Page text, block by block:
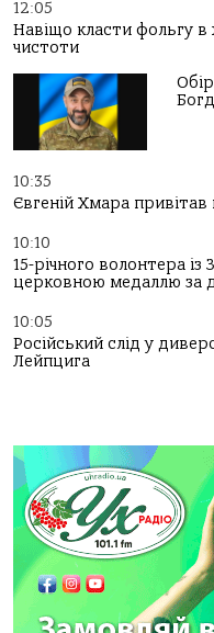
12:05
Навіщо класти фольгу
чистоти
10:35
Євгеній Хмара привітав
10:10
15-річного волонтера із
церковною медаллю за
10:05
Російський слід у
Лейпцига